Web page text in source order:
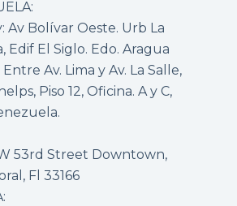
Av Bolívar Oeste. Urb La
Edif El Siglo. Edo. Aragua
Entre Av. Lima y Av. La Salle,
Piso 12, Oficina. A y C,
53rd Street Downtown,
Fl 33166